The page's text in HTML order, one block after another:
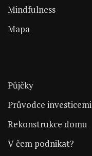
Mindfulness
Mapa
Půjčky
Průvodce investicemi
Rekonstrukce domu
V čem podnikat?